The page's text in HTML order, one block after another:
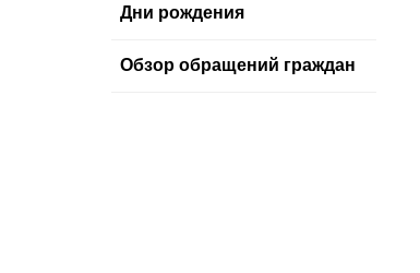
Дни рождения
Обзор обращений граждан